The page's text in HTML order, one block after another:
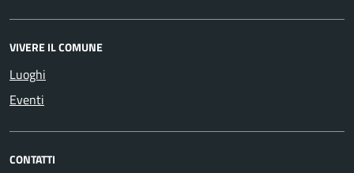
VIVERE IL COMUNE
Luoghi
Eventi
CONTATTI